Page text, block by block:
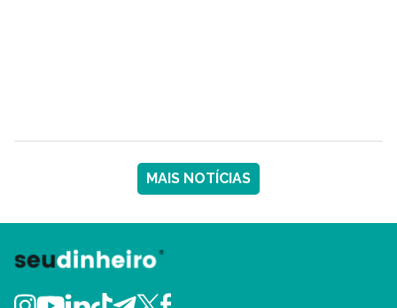
MAIS NOTÍCIAS